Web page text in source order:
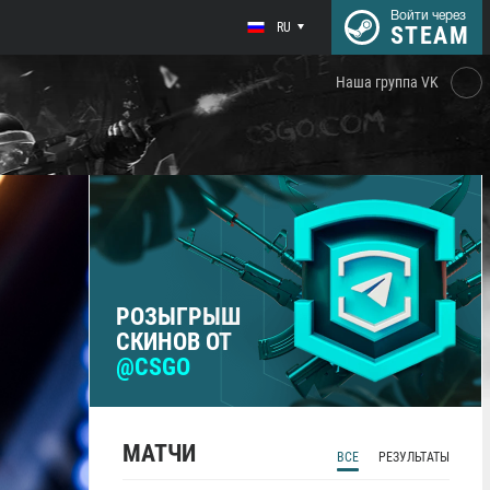
RU
Войти через
STEAM
Наша группа VK
РОЗЫГРЫШ
СКИНОВ ОТ
@CSGO
МАТЧИ ВСЕ РЕЗУЛЬТАТЫ